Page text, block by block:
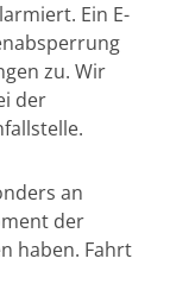
Ein E-
zu. Wir
der
an
der
haben. Fahrt